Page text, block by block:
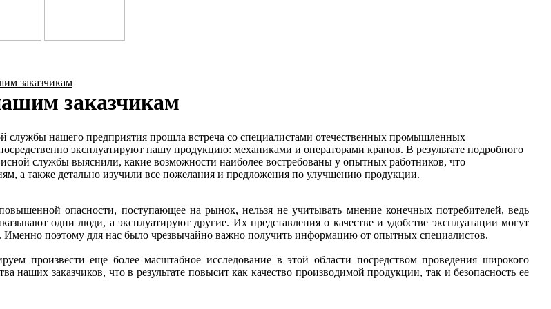
заказчикам
заказчикам
службы нашего предприятия прошла встреча со специалистами отечественных промышленных
эксплуатируют нашу продукцию: механиками и операторами кранов. В результате подробного
службы выяснили, какие возможности наиболее востребованы у опытных работников, что
а также детально изучили все пожелания и предложения по улучшению продукции.
опасности, поступающее на рынок, нельзя не учитывать мнение конечных потребителей, ведь
одни люди, а эксплуатируют другие. Их представления о качестве и удобстве эксплуатации могут
Именно поэтому для нас было чрезвычайно важно получить информацию от опытных специалистов.
произвести еще более масштабное исследование в этой области посредством проведения широкого
наших заказчиков, что в результате повысит как качество производимой продукции, так и безопасность ее